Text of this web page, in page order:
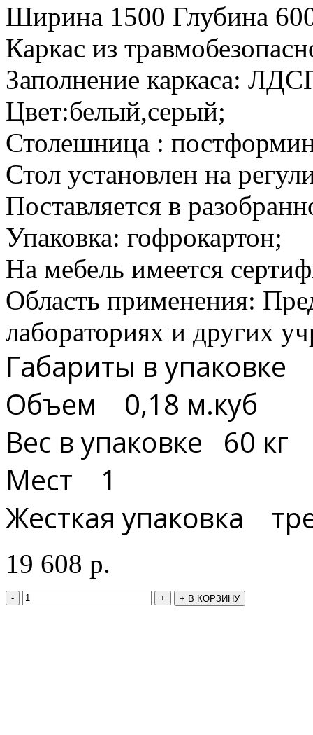
Ширина 1500 Глубина
Каркас из
Заполнение каркаса:
Цвет:белый,серый;
Столешница :
Стол установлен на
Поставляется в
Упаковка: гофрокартон;
На мебель имеется
Область применения:
лабораториях и других
Габариты в
Объем 0,18 м.куб
Вес в упаковке 60 кг
Мест 1
Жесткая упаковка
19 608 р.
- + + В КОРЗИНУ